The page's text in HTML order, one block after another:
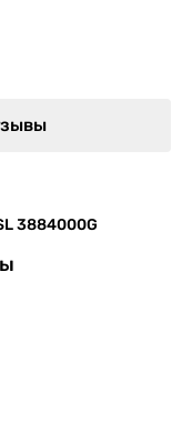
3884000G